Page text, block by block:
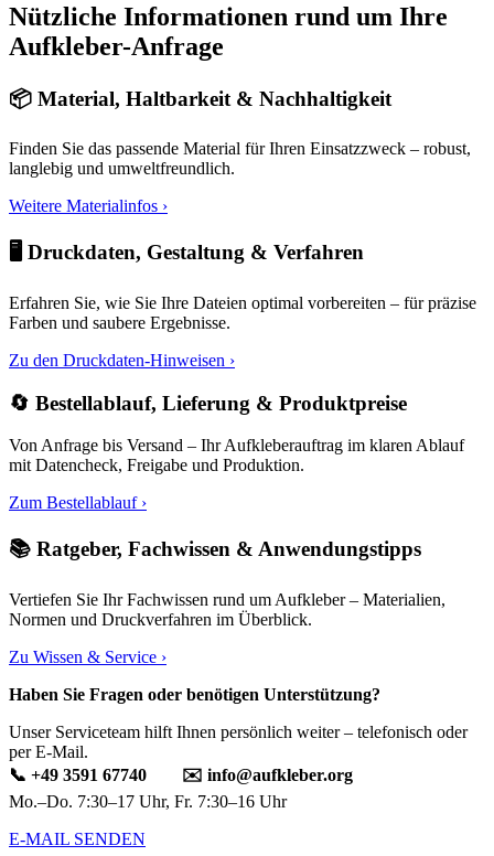
Nützliche Informationen rund um Ihre
Aufkleber-Anfrage
📦 Material, Haltbarkeit & Nachhaltigkeit
Finden Sie das passende Material für Ihren Einsatzzweck – robust,
langlebig und umweltfreundlich.
Weitere Materialinfos ›
🖥️ Druckdaten, Gestaltung & Verfahren
Erfahren Sie, wie Sie Ihre Dateien optimal vorbereiten – für präzise
Farben und saubere Ergebnisse.
Zu den Druckdaten-Hinweisen ›
🔄 Bestellablauf, Lieferung & Produktpreise
Von Anfrage bis Versand – Ihr Aufkleberauftrag im klaren Ablauf
mit Datencheck, Freigabe und Produktion.
Zum Bestellablauf ›
📚 Ratgeber, Fachwissen & Anwendungstipps
Vertiefen Sie Ihr Fachwissen rund um Aufkleber – Materialien,
Normen und Druckverfahren im Überblick.
Zu Wissen & Service ›
Haben Sie Fragen oder benötigen Unterstützung?
Unser Serviceteam hilft Ihnen persönlich weiter – telefonisch oder
per E-Mail.
📞 +49 3591 67740 ✉️ info@aufkleber.org
Mo.–Do. 7:30–17 Uhr, Fr. 7:30–16 Uhr
E-MAIL SENDEN